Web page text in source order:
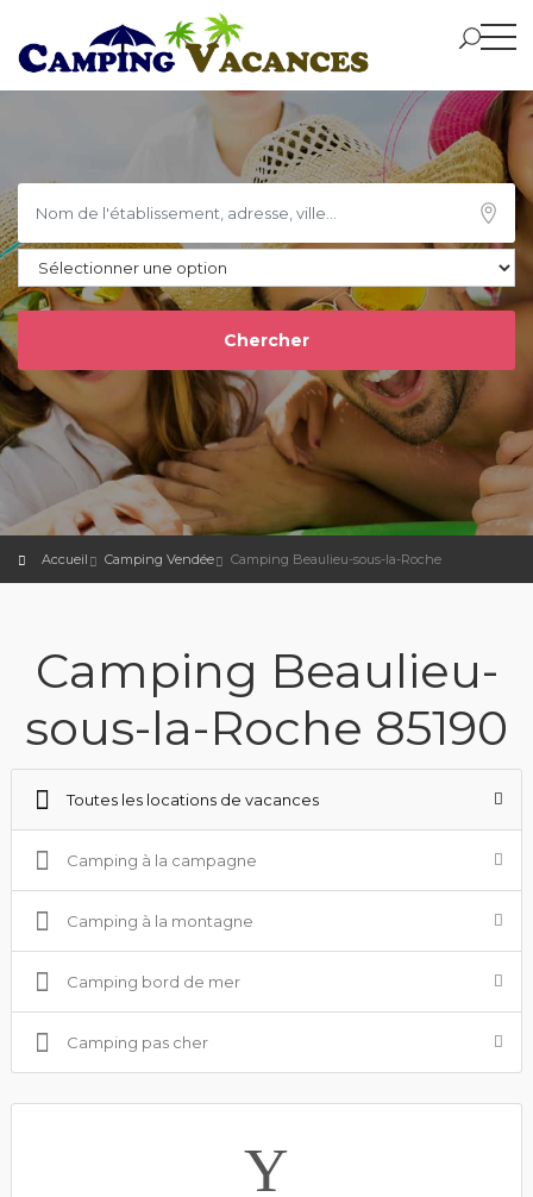
Accueil Camping Vendée Camping Beaulieu-sous-la-Roche
Camping Beaulieu-
sous-la-Roche 85190
Toutes les locations de vacances
Camping à la campagne
Camping à la montagne
Camping bord de mer
Camping pas cher